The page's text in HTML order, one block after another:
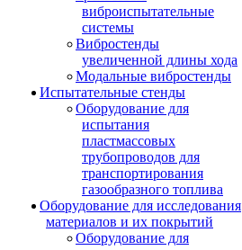
виброиспытательные
системы
Вибростенды
увеличенной длины хода
Модальные вибростенды
Испытательные стенды
Оборудование для
испытания
пластмассовых
трубопроводов для
транспортирования
газообразного топлива
Оборудование для исследования
материалов и их покрытий
Оборудование для